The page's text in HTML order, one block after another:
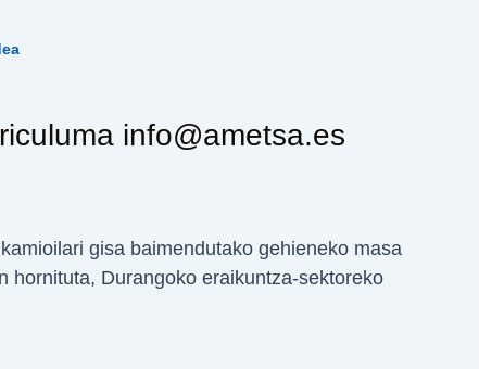
info@ametsa.es
gisa baimendutako gehieneko masa
hornituta, Durangoko eraikuntza-sektoreko